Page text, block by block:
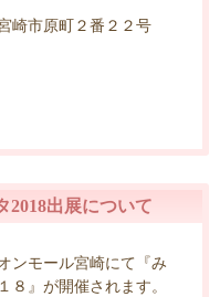
崎市原町２番２２号
2018出展について
ンモール宮崎にて『み
８』が開催されます。